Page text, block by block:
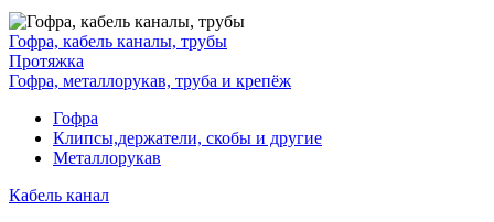
Гофра, кабель каналы, трубы
Протяжка
Гофра, металлорукав, труба и крепёж
Гофра
Клипсы,держатели, скобы и другие
Металлорукав
Кабель канал